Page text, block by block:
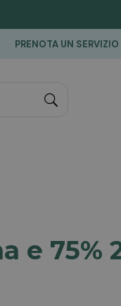
PRENOTA UN SERVIZIO
"Cerca
e 75%